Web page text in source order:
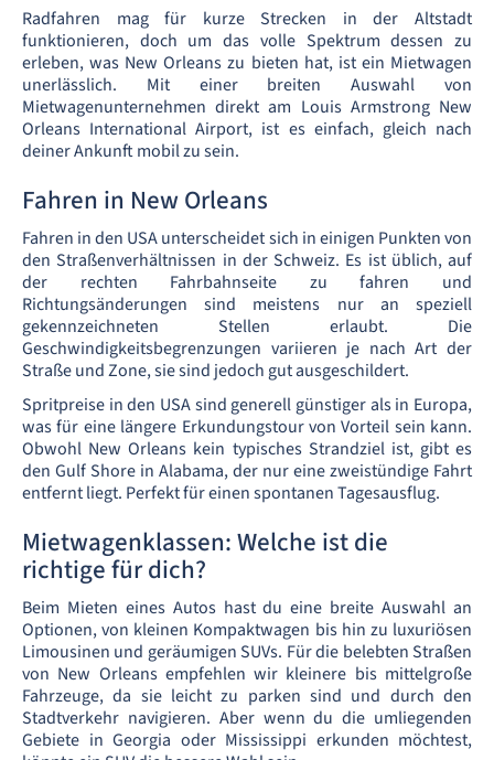
Radfahren mag für kurze Strecken in der Altstadt
funktionieren, doch um das volle Spektrum dessen zu
erleben, was New Orleans zu bieten hat, ist ein Mietwagen
unerlässlich. Mit einer breiten Auswahl von
Mietwagenunternehmen direkt am Louis Armstrong New
Orleans International Airport, ist es einfach, gleich nach
deiner Ankunft mobil zu sein.
Fahren in New Orleans
Fahren in den USA unterscheidet sich in einigen Punkten von
den Straßenverhältnissen in der Schweiz. Es ist üblich, auf
der rechten Fahrbahnseite zu fahren und
Richtungsänderungen sind meistens nur an speziell
gekennzeichneten Stellen erlaubt. Die
Geschwindigkeitsbegrenzungen variieren je nach Art der
Straße und Zone, sie sind jedoch gut ausgeschildert.
Spritpreise in den USA sind generell günstiger als in Europa,
was für eine längere Erkundungstour von Vorteil sein kann.
Obwohl New Orleans kein typisches Strandziel ist, gibt es
den Gulf Shore in Alabama, der nur eine zweistündige Fahrt
entfernt liegt. Perfekt für einen spontanen Tagesausflug.
Mietwagenklassen: Welche ist die
richtige für dich?
Beim Mieten eines Autos hast du eine breite Auswahl an
Optionen, von kleinen Kompaktwagen bis hin zu luxuriösen
Limousinen und geräumigen SUVs. Für die belebten Straßen
von New Orleans empfehlen wir kleinere bis mittelgroße
Fahrzeuge, da sie leicht zu parken sind und durch den
Stadtverkehr navigieren. Aber wenn du die umliegenden
Gebiete in Georgia oder Mississippi erkunden möchtest,